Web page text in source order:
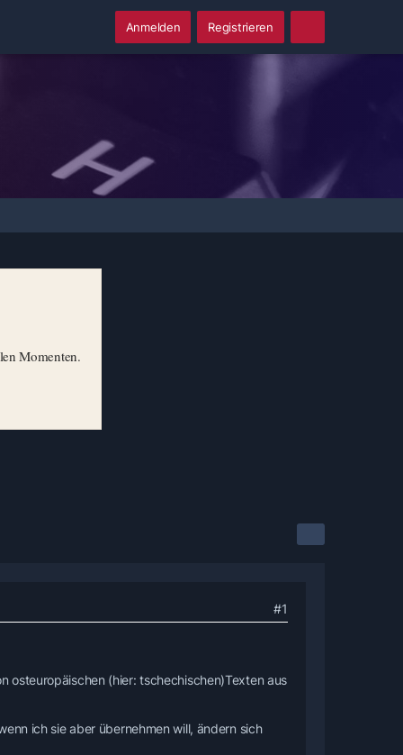
Anmelden Registrieren
Momenten.
#1
osteuropäischen (hier: tschechischen)Texten aus
ich sie aber übernehmen will, ändern sich